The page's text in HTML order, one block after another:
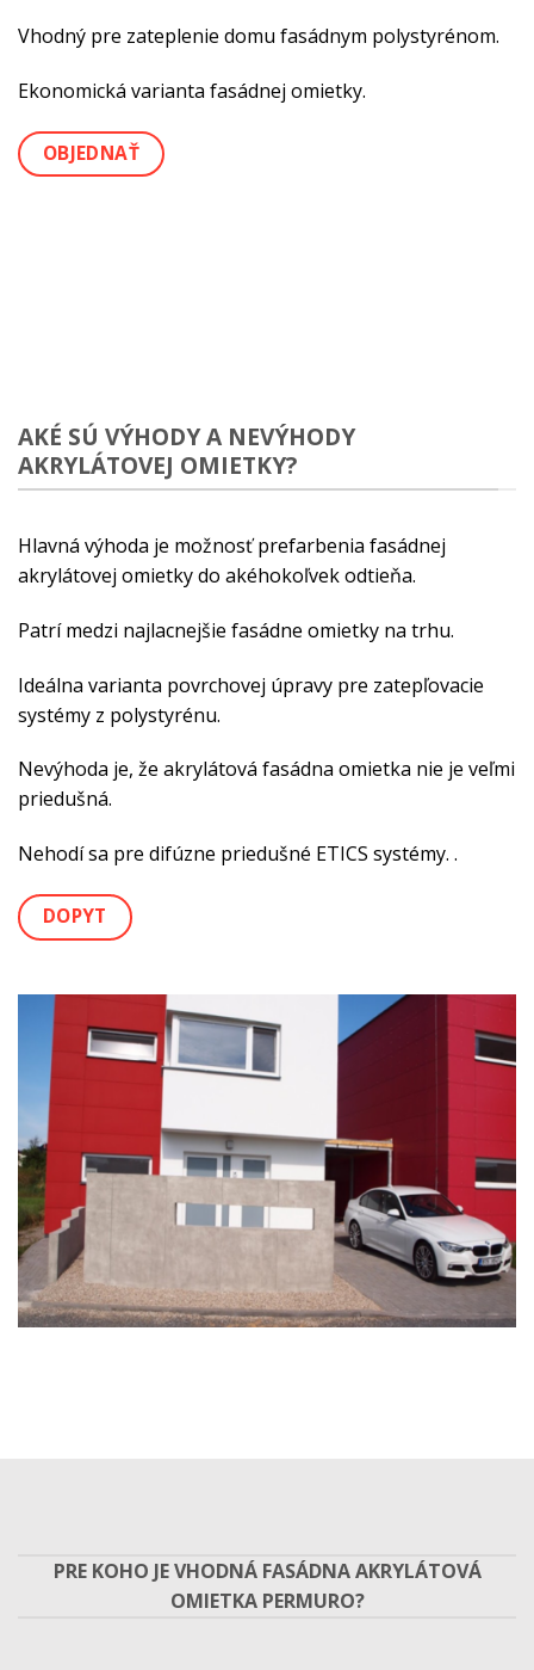
Vhodný pre zateplenie domu fasádnym polystyrénom.
Ekonomická varianta fasádnej omietky.
OBJEDNAŤ
AKÉ SÚ VÝHODY A NEVÝHODY
AKRYLÁTOVEJ OMIETKY?
Hlavná výhoda je možnosť prefarbenia fasádnej
akrylátovej omietky do akéhokoľvek odtieňa.
Patrí medzi najlacnejšie fasádne omietky na trhu.
Ideálna varianta povrchovej úpravy pre zatepľovacie
systémy z polystyrénu.
Nevýhoda je, že akrylátová fasádna omietka nie je veľmi
priedušná.
Nehodí sa pre difúzne priedušné ETICS systémy. .
DOPYT
PRE KOHO JE VHODNÁ FASÁDNA AKRYLÁTOVÁ
OMIETKA PERMURO?